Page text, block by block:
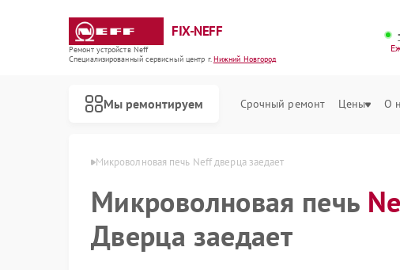
FIX-NEFF
Ремонт устройств Neff
Специализированный cервисный центр г.Нижний Новгород
Мы ремонтируем Срочный ремонт Цены О
Микроволновая печь Neff дверца заедает
Микроволновая печь
Дверца заедает